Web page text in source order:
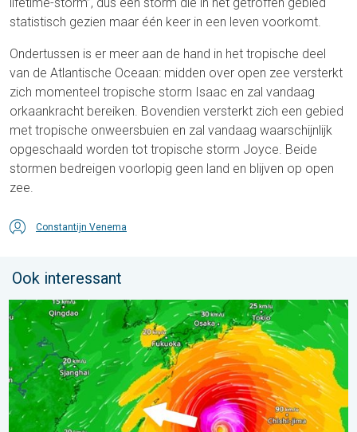
statistisch gezien maar één keer in een leven voorkomt.
Ondertussen is er meer aan de hand in het tropische deel
van de Atlantische Oceaan: midden over open zee versterkt
zich momenteel tropische storm Isaac en zal vandaag
orkaankracht bereiken. Bovendien versterkt zich een gebied
met tropische onweersbuien en zal vandaag waarschijnlijk
opgeschaald worden tot tropische storm Joyce. Beide
stormen bedreigen voorlopig geen land en blijven op open
zee.
Constantijn Venema
Ook interessant
Tyfoon Dolphin op weg naar Japan. Veel regen en wind. . .